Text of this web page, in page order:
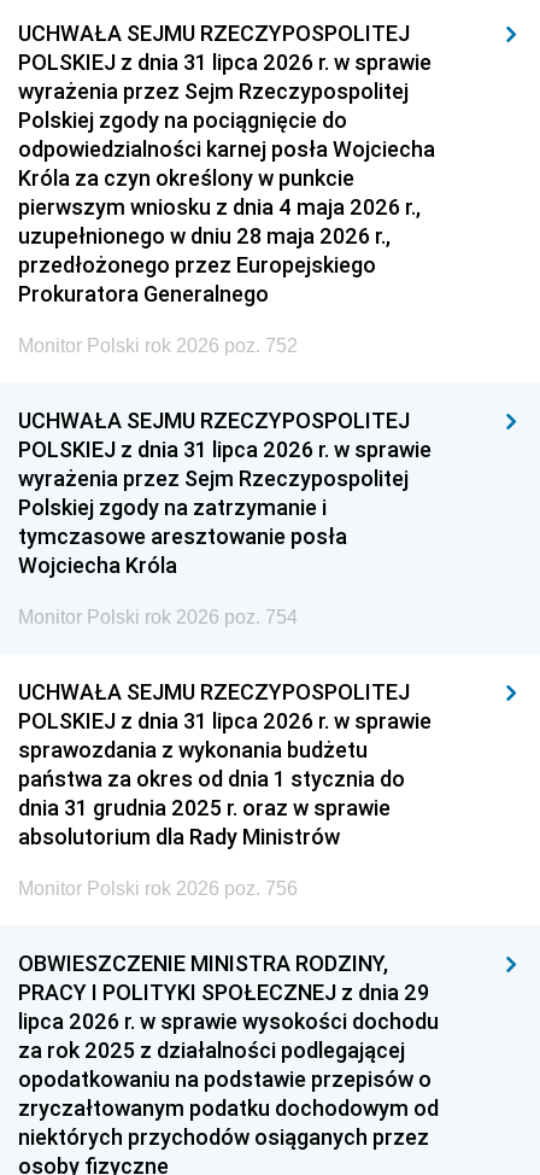
UCHWAŁA SEJMU RZECZYPOSPOLITEJ
POLSKIEJ z dnia 31 lipca 2026 r. w sprawie
wyrażenia przez Sejm Rzeczypospolitej
Polskiej zgody na pociągnięcie do
odpowiedzialności karnej posła Wojciecha
Króla za czyn określony w punkcie
pierwszym wniosku z dnia 4 maja 2026 r.,
uzupełnionego w dniu 28 maja 2026 r.,
przedłożonego przez Europejskiego
Prokuratora Generalnego
Monitor Polski rok 2026 poz. 752
UCHWAŁA SEJMU RZECZYPOSPOLITEJ
POLSKIEJ z dnia 31 lipca 2026 r. w sprawie
wyrażenia przez Sejm Rzeczypospolitej
Polskiej zgody na zatrzymanie i
tymczasowe aresztowanie posła
Wojciecha Króla
Monitor Polski rok 2026 poz. 754
UCHWAŁA SEJMU RZECZYPOSPOLITEJ
POLSKIEJ z dnia 31 lipca 2026 r. w sprawie
sprawozdania z wykonania budżetu
państwa za okres od dnia 1 stycznia do
dnia 31 grudnia 2025 r. oraz w sprawie
absolutorium dla Rady Ministrów
Monitor Polski rok 2026 poz. 756
OBWIESZCZENIE MINISTRA RODZINY,
PRACY I POLITYKI SPOŁECZNEJ z dnia 29
lipca 2026 r. w sprawie wysokości dochodu
za rok 2025 z działalności podlegającej
opodatkowaniu na podstawie przepisów o
zryczałtowanym podatku dochodowym od
niektórych przychodów osiąganych przez
osoby fizyczne